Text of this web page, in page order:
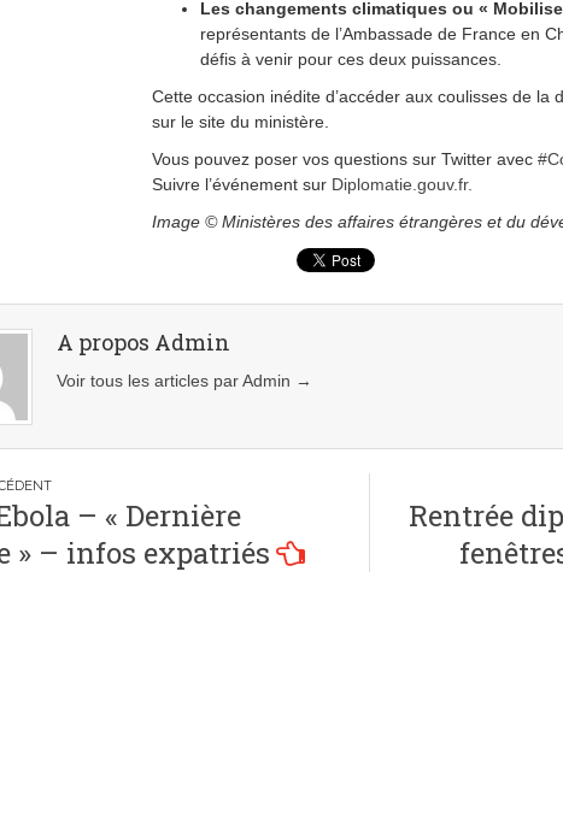
Les changements climatiques ou «
représentants de l’Ambassade de France en
défis à venir pour ces deux puissances.
Cette occasion inédite d’accéder aux coulisses de la
sur le site du ministère.
Vous pouvez poser vos questions sur Twitter avec
Suivre l’événement sur Diplomatie.gouv.fr.
Image © Ministères des affaires étrangères et du
A propos Admin
Voir tous les articles par Admin →
– « Dernière
» – infos expatriés
Rentrée